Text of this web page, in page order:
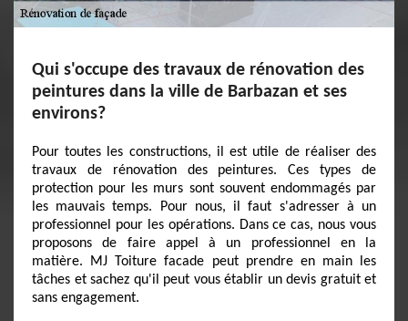
Qui s'occupe des travaux de rénovation des
peintures dans la ville de Barbazan et ses
environs?
Pour toutes les constructions, il est utile de réaliser des
travaux de rénovation des peintures. Ces types de
protection pour les murs sont souvent endommagés par
les mauvais temps. Pour nous, il faut s'adresser à un
professionnel pour les opérations. Dans ce cas, nous vous
proposons de faire appel à un professionnel en la
matière. MJ Toiture facade peut prendre en main les
tâches et sachez qu'il peut vous établir un devis gratuit et
sans engagement.